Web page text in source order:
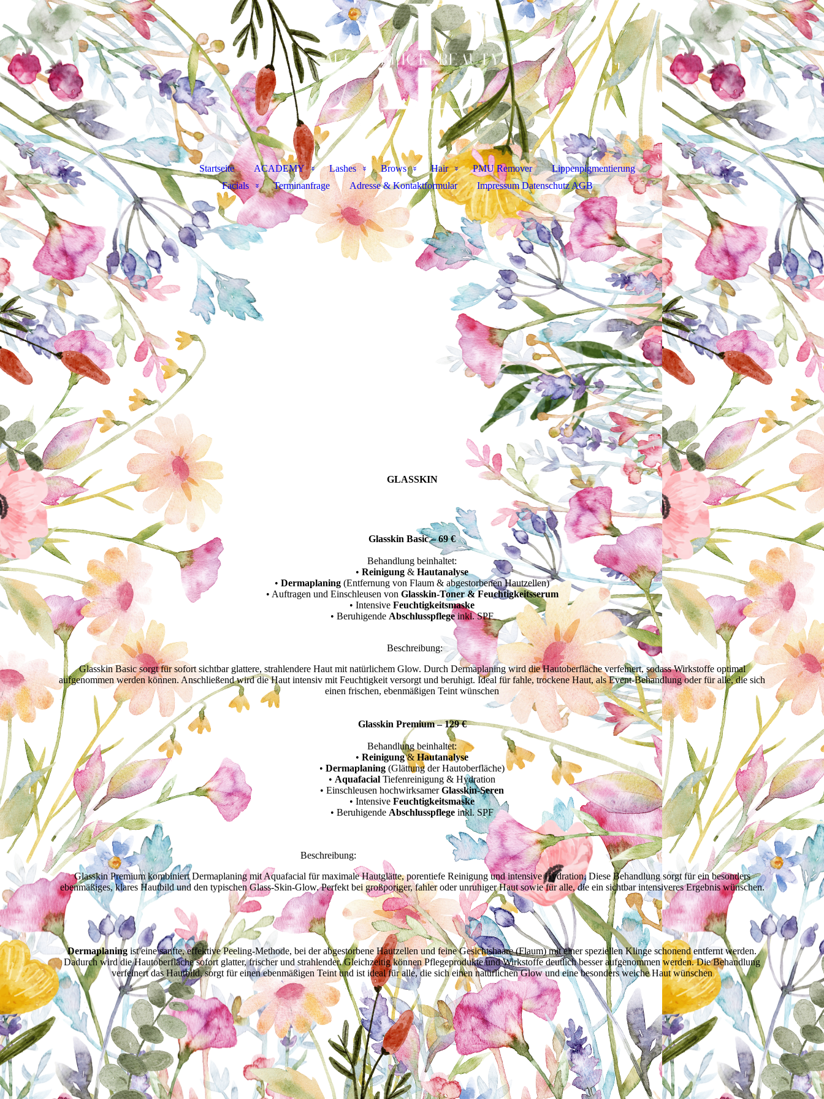
Startseite ACADEMY Lashes Brows Hair PMU Remover
Lippenpigmentierung
Facials
Terminanfrage Adresse & Kontaktformular Impressum Datenschutz AGB
GLASSKIN
Glasskin Basic – 69 €
Behandlung beinhaltet:
• Reinigung & Hautanalyse
• Dermaplaning (Entfernung von Flaum & abgestorbenen Hautzellen)
• Auftragen und Einschleusen von Glasskin-Toner & Feuchtigkeitsserum
• Intensive Feuchtigkeitsmaske
• Beruhigende Abschlusspflegeinkl. SPF
Beschreibung:
Glasskin Basic sorgt für sofort sichtbar glattere, strahlendere Haut mit natürlichem Glow. Durch Dermaplaning wird die Hautoberfläche verfeinert, sodass Wirkstoffe optimal
aufgenommen werden können. Anschließend wird die Haut intensiv mit Feuchtigkeit versorgt und beruhigt. Ideal für fahle, trockene Haut, als Event-Behandlung oder für alle, die sich
einen frischen, ebenmäßigen Teint wünschen
Glasskin Premium – 129 €
Behandlung beinhaltet:
• Reinigung&Hautanalyse
• Dermaplaning (Glättung der Hautoberfläche)
• Aquafacial Tiefenreinigung & Hydration
• Einschleusen hochwirksamerGlasskin-Seren
• Intensive Feuchtigkeitsmaske
• Beruhigende Abschlusspflege inkl. SPF
Beschreibung:
Glasskin Premium kombiniert Dermaplaning mit Aquafacial für maximale Hautglätte, porentiefe Reinigung und intensive Hydration. Diese Behandlung sorgt für ein besonders
ebenmäßiges, klares Hautbild und den typischen Glass-Skin-Glow. Perfekt bei großporiger, fahler oder unruhiger Haut sowie für alle, die ein sichtbar intensiveres Ergebnis wünschen.
Dermaplaning ist eine sanfte, effektive Peeling-Methode, bei der abgestorbene Hautzellen und feine Gesichtshaare (Flaum) mit einer speziellen Klinge schonend entfernt werden.
Dadurch wird die Hautoberfläche sofort glatter, frischer und strahlender. Gleichzeitig können Pflegeprodukte und Wirkstoffe deutlich besser aufgenommen werden. Die Behandlung
verfeinert das Hautbild, sorgt für einen ebenmäßigen Teint und ist ideal für alle, die sich einen natürlichen Glow und eine besonders weiche Haut wünschen